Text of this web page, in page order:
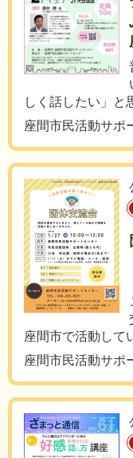
しく話したい」と
座間市民活動サポ
座間市で活動して
座間市民活動サポ